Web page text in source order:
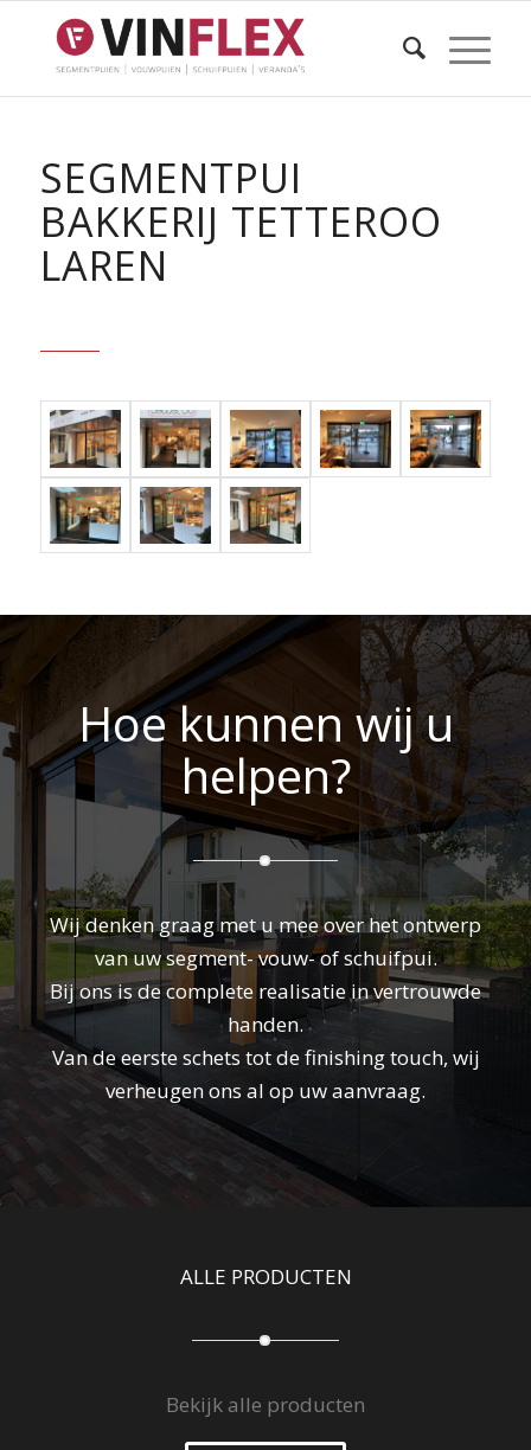
SEGMENTPUI
BAKKERIJ TETTEROO
LAREN
Hoe kunnen wij u
helpen?
Wij denken graag met u mee over het ontwerp
van uw segment- vouw- of schuifpui.
Bij ons is de complete realisatie in vertrouwde
handen.
Van de eerste schets tot de finishing touch, wij
verheugen ons al op uw aanvraag.
ALLE PRODUCTEN
Bekijk alle producten